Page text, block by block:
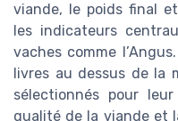
viande, le poids final
les indicateurs
vaches comme
livres au dessus de la
sélectionnés pour
qualité de la viande et